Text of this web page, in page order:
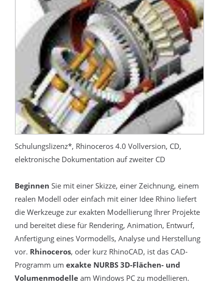
Schulungslizenz*, Rhinoceros 4.0 Vollversion, CD,
elektronische Dokumentation auf zweiter CD
Beginnen Sie mit einer Skizze, einer Zeichnung, einem
realen Modell oder einfach mit einer Idee Rhino liefert
die Werkzeuge zur exakten Modellierung Ihrer Projekte
und bereitet diese für Rendering, Animation, Entwurf,
Anfertigung eines Vormodells, Analyse und Herstellung
vor. Rhinoceros, oder kurz RhinoCAD, ist das CAD-
Programm um exakte NURBS 3D-Flächen- und
Volumenmodelle am Windows PC zu modellieren.